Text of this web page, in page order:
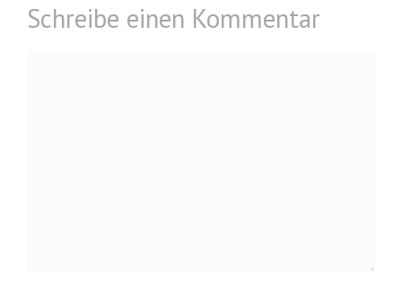
Schreibe einen Kommentar